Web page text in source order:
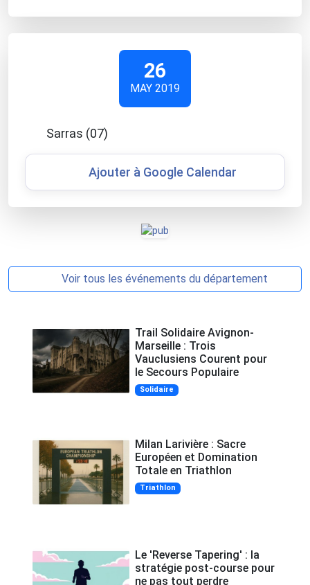
26
MAY 2019
Sarras (07)
Ajouter à Google Calendar
Voir tous les événements du département
Trail Solidaire Avignon-
Marseille : Trois
Vauclusiens Courent pour
le Secours Populaire
Solidaire
Milan Larivière : Sacre
Européen et Domination
Totale en Triathlon
Triathlon
Le 'Reverse Tapering' : la
stratégie post-course pour
ne pas tout perdre